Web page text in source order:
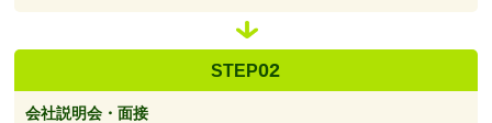
STEP02
会社説明会・面接